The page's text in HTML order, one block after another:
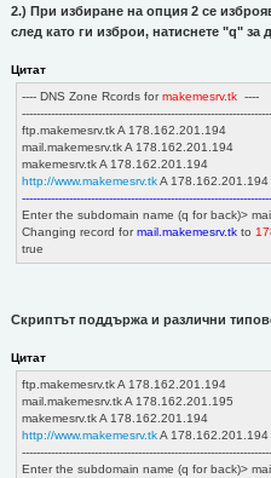
2.) При избиране на опция 2 се
след като ги изброи, натиснете "q" за
Цитат
---- DNS Zone Rcords formakemesrv.tk ----
ftp.makemesrv.tk A 178.162.201.194
mail.makemesrv.tk A 178.162.201.194
makemesrv.tk A 178.162.201.194
http://www.makemesrv.tkA 178.162.201.194
Enter the subdomain name (q for back)>
Changing record formail.makemesrv.tkto
true
Скриптът поддържа и различни
Цитат
ftp.makemesrv.tk A 178.162.201.194
mail.makemesrv.tk A 178.162.201.195
makemesrv.tk A 178.162.201.194
http://www.makemesrv.tkA 178.162.201.194
Enter the subdomain name (q for back)>